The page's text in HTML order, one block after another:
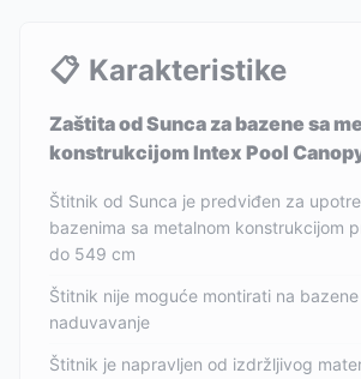
📋 Karakteristike
Zaštita od Sunca za bazene sa
konstrukcijom Intex Pool
Štitnik od Sunca je predviđen za
bazenima sa metalnom konstrukcijom
do 549 cm
Štitnik nije moguće montirati na
naduvavanje
Štitnik je napravljen od izdržljivog